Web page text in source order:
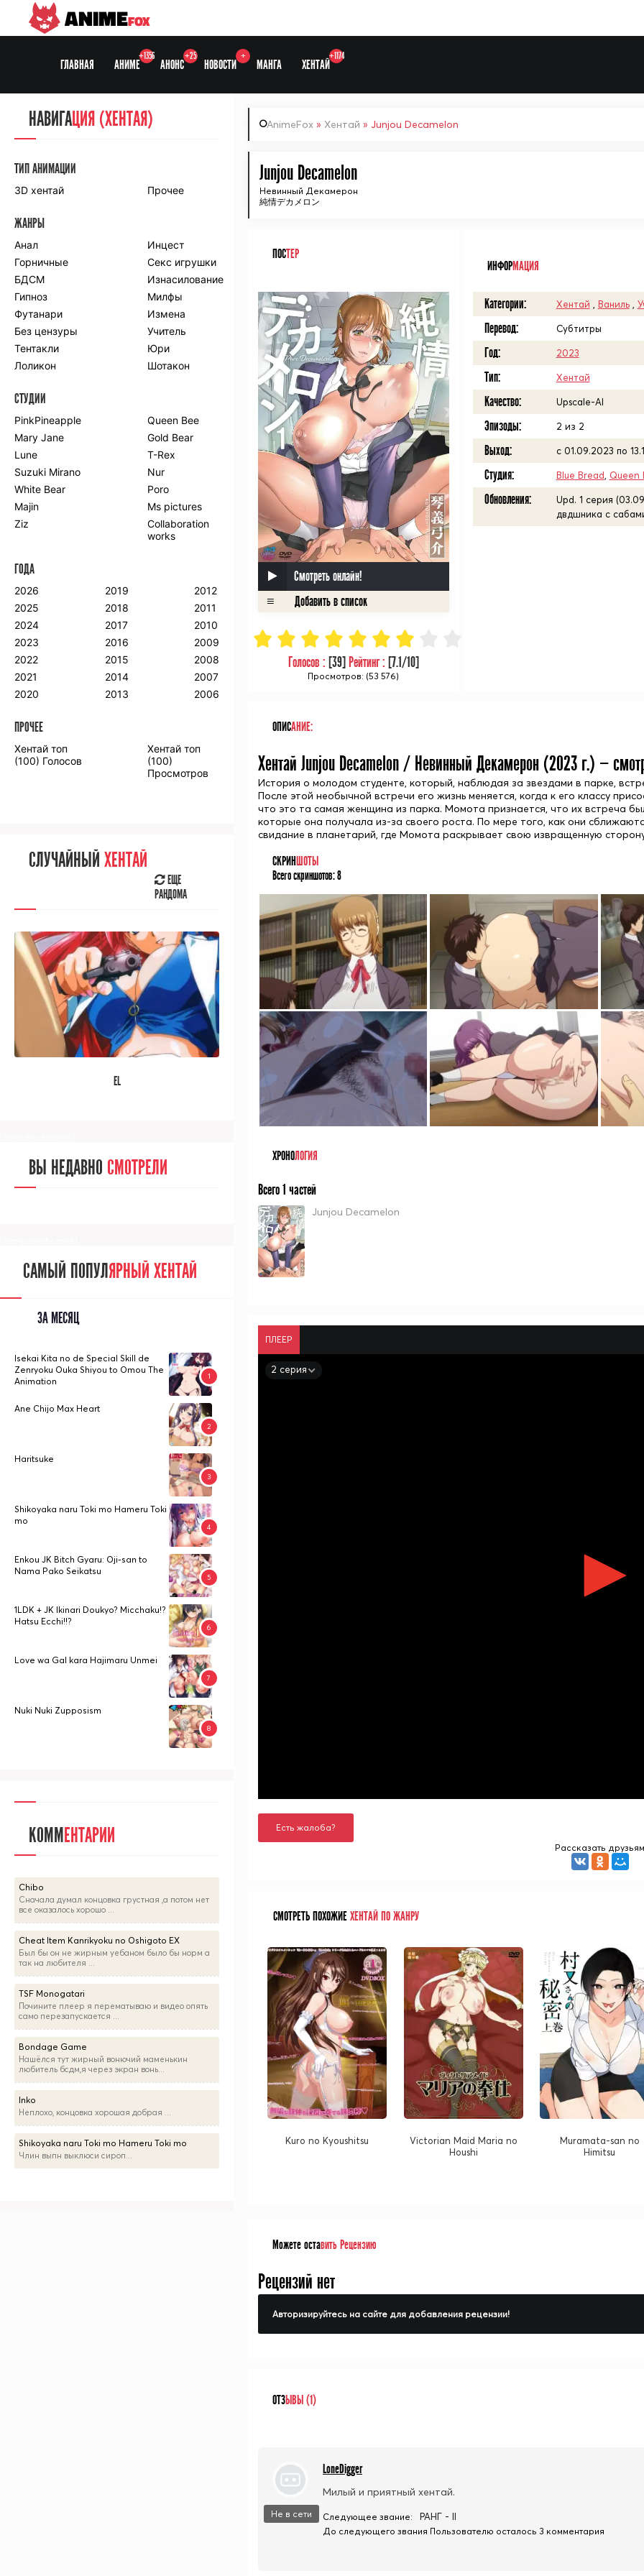
ANIMEFOX
ГЛАВНАЯ АНИМЕ
+1356
АНОНС
+25
НОВОСТИ
+
МАНГА ХЕНТАЙ
+1174
AnimeFox » Хентай » Junjou Decamelon
Junjou Decamelon
Невинный Декамерон
純情デカメロン
ПОСТЕР
Смотреть онлайн!
Голосов : [39] Рейтинг : [7.1/10]
Просмотров: (53 576)
ИНФОРМАЦИЯ
Категории: Хентай Ваниль,
Перевод: Субтитры
Год: 2023
Тип: Хентай
Качество: Upscale-AI
Эпизоды: 2 из 2
Выход: с 01.09.2023 по
Студия: Blue Bread Queen
Обновления:
Upd. 1 серия
двдшника с
ОПИСАНИЕ:
Хентай Junjou Decamelon / Невинный Декамерон (2023 г.) —
История о молодом студенте, который, наблюдая за звездами в парке,
После этой необычной встречи его жизнь меняется, когда к его классу
что это та самая женщина из парка. Момота признается, что их встреча
которые она получала из-за своего роста. По мере того, как они
свидание в планетарий, где Момота раскрывает свою извращенную
СКРИНШОТЫ
Всего скриншотов:8
ХРОНОЛОГИЯ
Всего 1 частей
Junjou Decamelon
ПЛЕЕР
2 серия
Есть жалоба?
Рассказать друзьям
СМОТРЕТЬ ПОХОЖИЕХЕНТАЙ ПО ЖАНРУ
Kuro no Kyoushitsu
Victorian Maid Maria no
Houshi
Muramata-san no
Himitsu
Можете оставить Рецензию
Рецензий нет
Авторизируйтесь на сайте для добавления рецензии!
ОТЗЫВЫ (1)
Не в сети
LoneDigger
Милый и приятный хентай.
Следующее звание: РАНГ - II
До следующего звания Пользователю осталось 3 комментария
НАВИГАЦИЯ
СЕЗОНЫ
Anidub
Animedia
Kansai studio
Onibaku
Shiza project
ПО ЖАНРАМ
Комедия
Приключения
Романтика
Школа
Этти
Боевые
искусства
Гарем
Драма
Игры
Исторический
Магия
Фантастика
Фэнтези
Мистика
Попаданцы в
другой мир
Хентай
ПО ГОДУ
2023
2022
2021
2020
2019
2018
2017
2016
2013
2012
2011
2010
2009
2008
2005
2004
2003
2002
2001
2000
ПРОЧЕЕ
Аниме фильмы Аниме OVA
СЛУЧАЙНОЕ АНИМЕ
РАНДОМА
ВЫ НЕДАВНОСМОТРЕЛИ
[/senpainoticeme]
САМЫЙ ПОПУЛЯРНЫЙ АНИМЕ
НАВИГАЦИЯ (ХЕНТАЯ)
ТИП АНИМАЦИИ
3D хентай Прочее
ЖАНРЫ
Анал
Инцест
Горничные
Секс игрушки
БДСМ
Изнасилование
Гипноз
Милфы
Футанари
Измена
Без цензуры
Учитель
Тентакли
Юри
Лоликон
Шотакон
СТУДИИ
PinkPineapple
Queen Bee
Mary Jane
Gold Bear
Lune
T-Rex
Suzuki Mirano
Nur
White Bear
Poro
Majin
Ms pictures
Ziz
Collaboration
works
ГОДА
2026
2025
2024
2023
2022
2021
2020
2019
2018
2017
2016
2015
2014
2013
2012
2011
2010
2009
2008
2007
2006
ПРОЧЕЕ
Хентай топ
(100) Голосов
Хентай топ
(100)
Просмотров
СЛУЧАЙНЫЙ ХЕНТАЙ
ЕЩЕ
РАНДОМА
EL
ВЫ НЕДАВНО СМОТРЕЛИ
САМЫЙ ПОПУЛЯРНЫЙ ХЕНТАЙ
ЗА МЕСЯЦ
Isekai Kita no de Special Skill de
Zenryoku Ouka Shiyou to Omou The
Animation
Ane Chijo Max Heart
Haritsuke
Shikoyaka naru Toki mo Hameru Toki
mo
Enkou JK Bitch Gyaru: Oji-san to
Nama Pako Seikatsu
1LDK + JK Ikinari Doukyo? Micchaku!?
Hatsu Ecchi!!?
Love wa Gal kara Hajimaru Unmei
Nuki Nuki Zupposism
КОММЕНТАРИИ
Chibo
Сначала думал концовка грустная ,а потом нет
все оказалось хорошо ...
Cheat Item Kanrikyoku no Oshigoto EX
Был бы он не жирным уебаном было бы норм а
так на любителя ...
TSF Monogatari
Почините плеер я перематываю и видео опять
само перезапускается ...
Bondage Game
Нашёлся тут жирный вонючий маменькин
любитель бсдм,я через экран вонь...
Inko
Неплохо, концовка хорошая добрая ...
Shikoyaka naru Toki mo Hameru Toki mo
Члин выпн выклюси сироп...